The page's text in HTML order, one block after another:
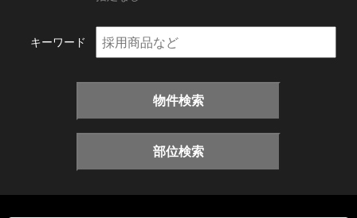
キーワード
物件検索
部位検索